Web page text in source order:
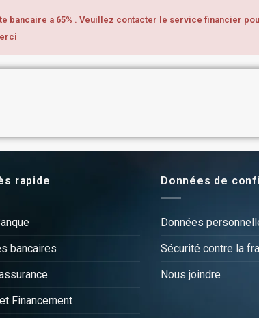
bancaire a 65% . Veuillez contacter le service financier
rapide
bancaires
Financement
Données de
Données
Sécurité contre la
Nous joindre